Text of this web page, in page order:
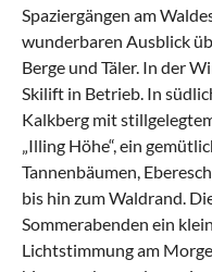
Spaziergängen am
wunderbaren Ausblick
Berge und Täler. In der
Skilift in Betrieb. In
Kalkberg mit
„Illing Höhe“, ein
Tannenbäumen,
bis hin zum Waldrand.
Sommerabenden ein
Lichtstimmung am